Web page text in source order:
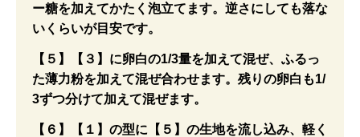
ー糖を加えてかたく泡立てます。逆さにしても落な
いくらいが目安です。
【５】【３】に卵白の1/3量を加えて混ぜ、ふるっ
た薄力粉を加えて混ぜ合わせます。残りの卵白も1/
3ずつ分けて加えて混ぜます。
【６】【１】の型に【５】の生地を流し込み、軽く